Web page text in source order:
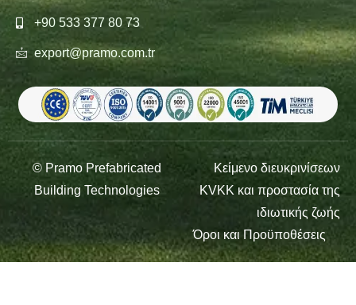
+90 533 377 80 73
export@pramo.com.tr
© Pramo Prefabricated
Building Technologies
Κείμενο διευκρινίσεων
KVKK και προστασία της
ιδιωτικής ζωής
Όροι και Προϋποθέσεις